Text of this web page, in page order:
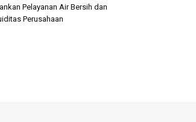
Pelayanan Air Bersih dan
Perusahaan